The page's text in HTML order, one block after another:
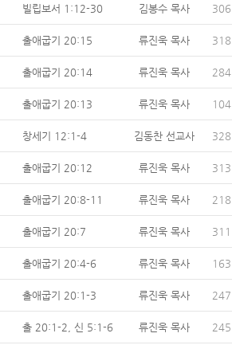
빌립보서 1:12-30 김봉수 목사 306
출애굽기 20:15 류진욱 목사 318
출애굽기 20:14 류진욱 목사 284
출애굽기 20:13 류진욱 목사 104
창세기 12:1-4 김동찬 선교사 328
출애굽기 20:12 류진욱 목사 313
출애굽기 20:8-11 류진욱 목사 218
출애굽기 20:7 류진욱 목사 311
출애굽기 20:4-6 류진욱 목사 163
출애굽기 20:1-3 류진욱 목사 247
출 20:1-2, 신 5:1-6 류진욱 목사 245